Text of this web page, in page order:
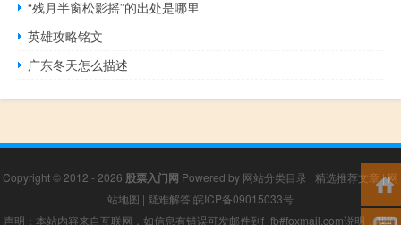
“残月半窗松影摇”的出处是哪里
英雄攻略铭文
广东冬天怎么描述
Copyright © 2012 - 2026 股票入门网 Powered by 网站分类目录 | 精选推荐文章 |网
站地图 | 疑难解答 皖ICP备09015033号
声明：本站内容来自互联网，如信息有错误可发邮件到f_fb#foxmail.com说明，我们